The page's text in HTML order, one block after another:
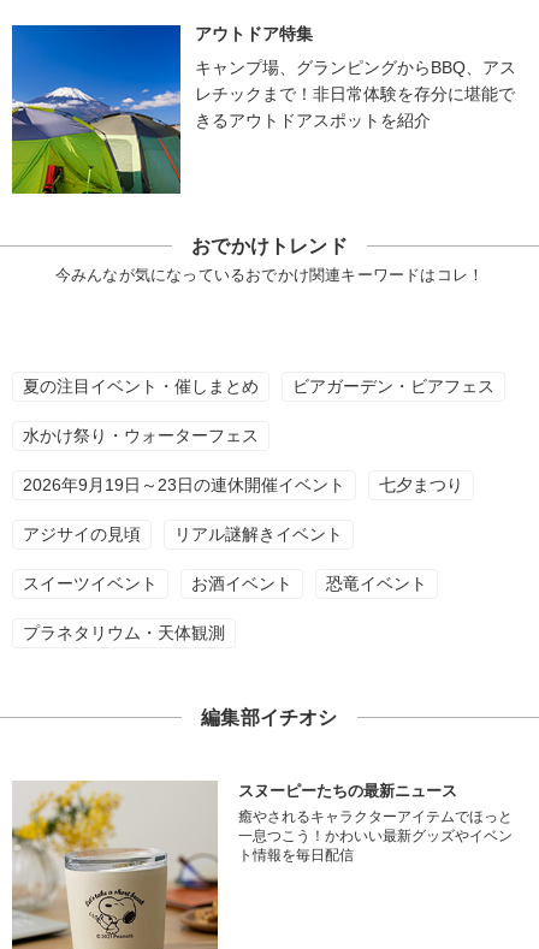
アウトドア特集
キャンプ場、グランピングからBBQ、アス
レチックまで！非日常体験を存分に堪能で
きるアウトドアスポットを紹介
おでかけトレンド
今みんなが気になっているおでかけ関連キーワードはコレ！
夏の注目イベント・催しまとめ ビアガーデン・ビアフェス
水かけ祭り・ウォーターフェス
2026年9月19日～23日の連休開催イベント 七夕まつり
アジサイの見頃 リアル謎解きイベント
スイーツイベント お酒イベント 恐竜イベント
プラネタリウム・天体観測
編集部イチオシ
スヌーピーたちの最新ニュース
癒やされるキャラクターアイテムでほっと
一息つこう！かわいい最新グッズやイベン
ト情報を毎日配信